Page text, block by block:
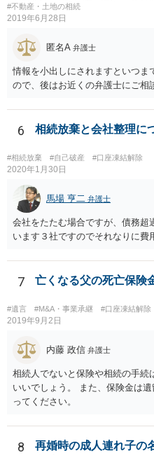
とも十分考えられるかと存じます
を拝見するかぎり、再婚相手のか
#不動産・土地の相続
2019年6月28日
匿名A 弁護士
情報を小出しにされますといつま
ので、後はお近くの弁護士にご相
6 相続放棄と会社整理に
#相続放棄 #自己破産 #口座凍結解除
2020年1月30日
馬場 亨二 弁護士
会社をたたむ場合ですが、債務超
います３社ですのでそれなりに
7 亡くなる父の死亡保険
#遺言 #M&A・事業承継 #口座凍結解除
2019年9月2日
内藤 政信 弁護士
相続人でないと保険や相続の手
いいでしょう。 また、保険金は
ってください。
8
再婚時の成人連れ子の